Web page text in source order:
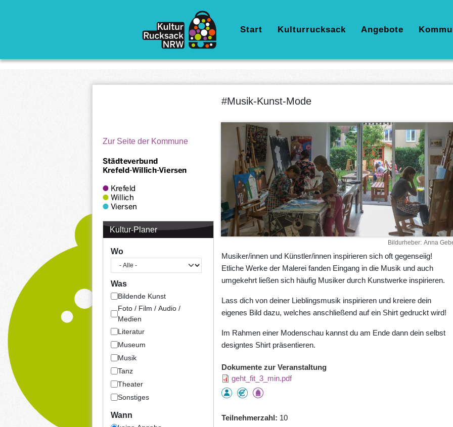
Hauptnavigation
Start Kulturrucksack Angebote
Zur Seite der Kommune
Kultur-Planer
Wo
Was
Bildende Kunst
Foto / Film / Audio /
Medien
Literatur
Museum
Musik
Tanz
Theater
Sonstiges
Wann
#Musik-Kunst-Mode
Bildurheber Anna
Musiker/innen und Künstler/innen inspirieren sich oft gegenseiig!
Etliche Werke der Malerei fanden Eingang in die Musik und auch
umgekehrt ließen sich häufig Musiker durch Kunstwerke inspirieren.
Lass dich von deiner Lieblingsmusik inspirieren und kreiere dein
eigenes Bild dazu, welches anschließend auf ein Shirt gedruckt wird!
Im Rahmen einer Modenschau kannst du am Ende dann dein selbst
designtes Shirt präsentieren.
Dokumente zur Veranstaltung
geht_fit_3_min.pdf
Teilnehmerzahl
10